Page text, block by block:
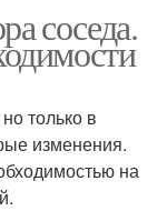
соседа.
только в
изменения.
на